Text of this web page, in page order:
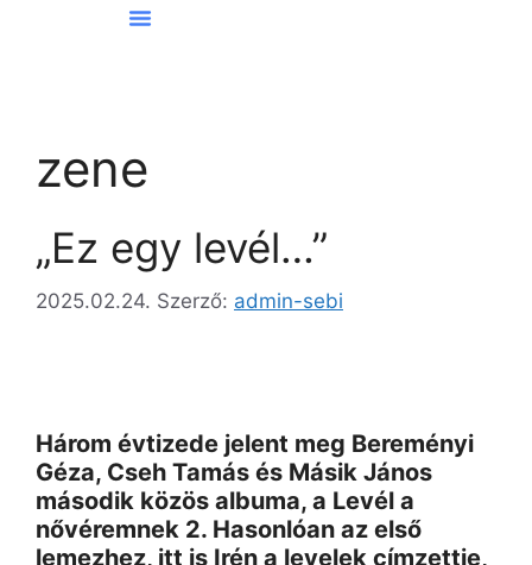
zene
„Ez egy levél…”
2025.02.24. Szerző: admin-sebi
Három évtizede jelent meg Bereményi
Géza, Cseh Tamás és Másik János
második közös albuma, a Levél a
nővéremnek 2. Hasonlóan az első
lemezhez, itt is Irén a levelek címzettje,